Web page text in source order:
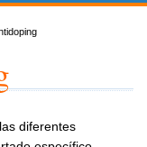
diferentes